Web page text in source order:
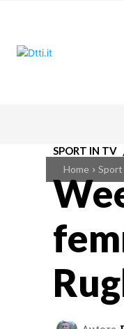
Home
SPORT IN TV